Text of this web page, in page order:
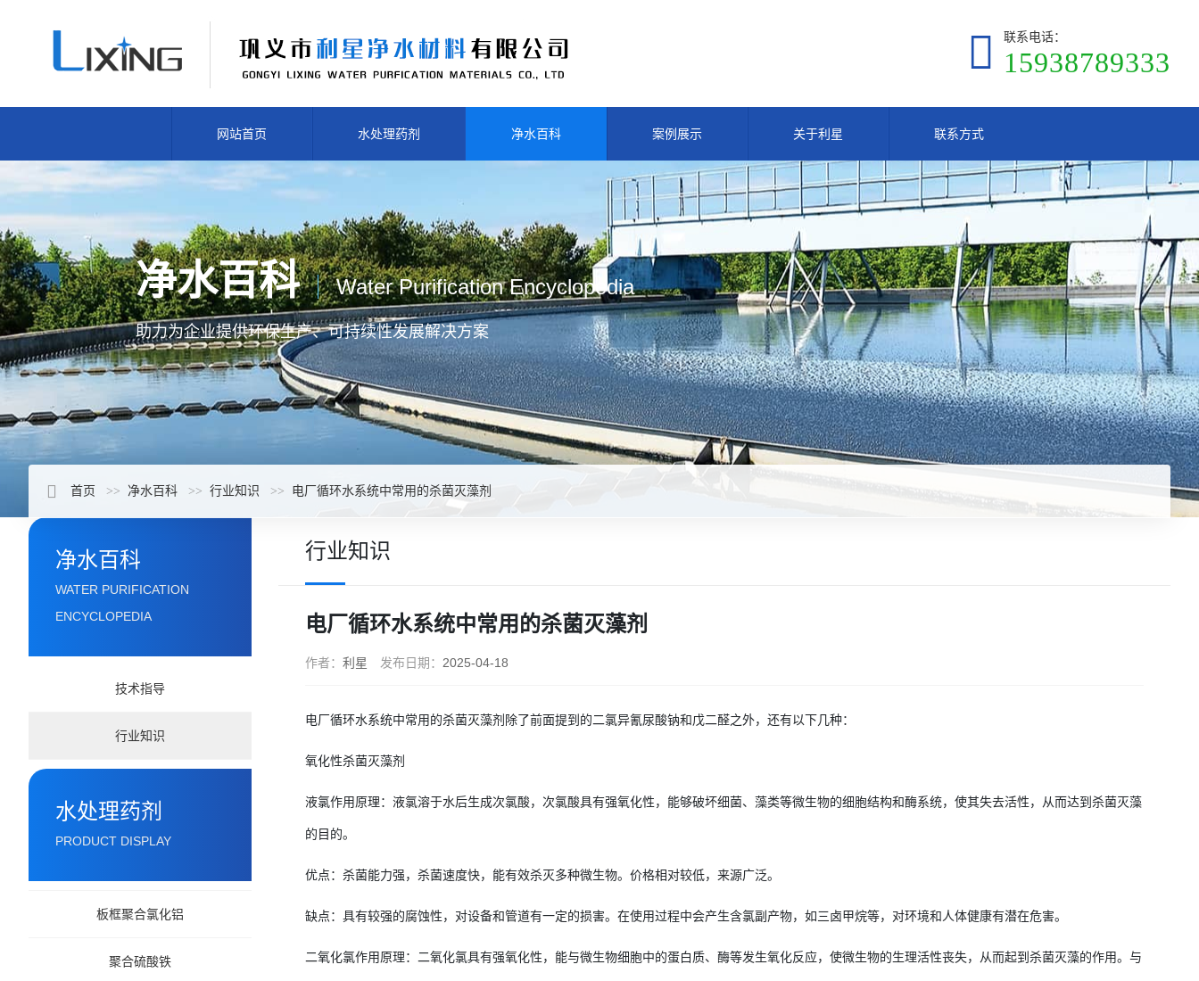
联系电话：
15938789333
网站首页 水处理药剂 净水百科 案例展示 关于利星 联系方式
净水百科 Water Purification Encyclopedia
助力为企业提供环保生产、可持续性发展解决方案
首页 净水百科 行业知识 电厂循环水系统中常用的杀菌灭藻剂
净水百科
WATER PURIFICATION
ENCYCLOPEDIA
技术指导
行业知识
水处理药剂
PRODUCT DISPLAY
板框聚合氯化铝
聚合硫酸铁
行业知识
电厂循环水系统中常用的杀菌灭藻剂
作者： 利星 发布日期： 2025-04-18
电厂循环水系统中常用的杀菌灭藻剂除了前面提到的二氯异氰尿酸钠和戊二醛之外，还有以下几种：
氧化性杀菌灭藻剂
液氯作用原理：液氯溶于水后生成次氯酸，次氯酸具有强氧化性，能够破坏细菌、藻类等微生物的细胞结构和酶系统，使其失去活性，从而达到杀菌灭藻
的目的。
优点：杀菌能力强，杀菌速度快，能有效杀灭多种微生物。价格相对较低，来源广泛。
缺点：具有较强的腐蚀性，对设备和管道有一定的损害。在使用过程中会产生含氯副产物，如三卤甲烷等，对环境和人体健康有潜在危害。
二氧化氯作用原理：二氧化氯具有强氧化性，能与微生物细胞中的蛋白质、酶等发生氧化反应，使微生物的生理活性丧失，从而起到杀菌灭藻的作用。与